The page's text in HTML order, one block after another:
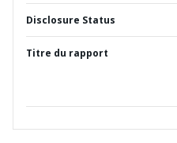
Disclosure Status
Titre du rapport